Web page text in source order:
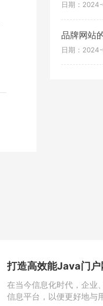
日期：
品牌网站
日期：
打造高效能Java门
在当今信息化时代，企业
信息平台，以便更好地与